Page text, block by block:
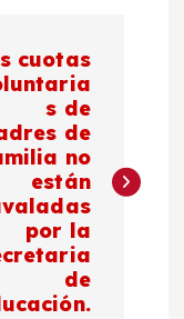
cuotas
s de
de
no
están
por la
de